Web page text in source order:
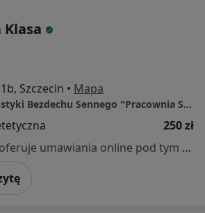
Szczecin • Mapa
Centrum Diagnostyki Bezdechu Sennego "Pracownia Snu"
250 zł
Specjalista nie oferuje umawiania online pod tym adresem.